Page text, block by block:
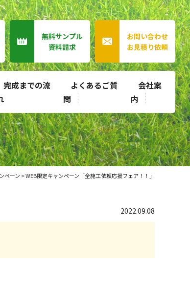
無料サンプル
資料請求
お問い合わせ
お見積り依頼
完成までの流
よくあるご質
問
会社案
内
ペーン >WEB限定キャンペーン「全施工依頼応援フェア！！」
2022.09.08